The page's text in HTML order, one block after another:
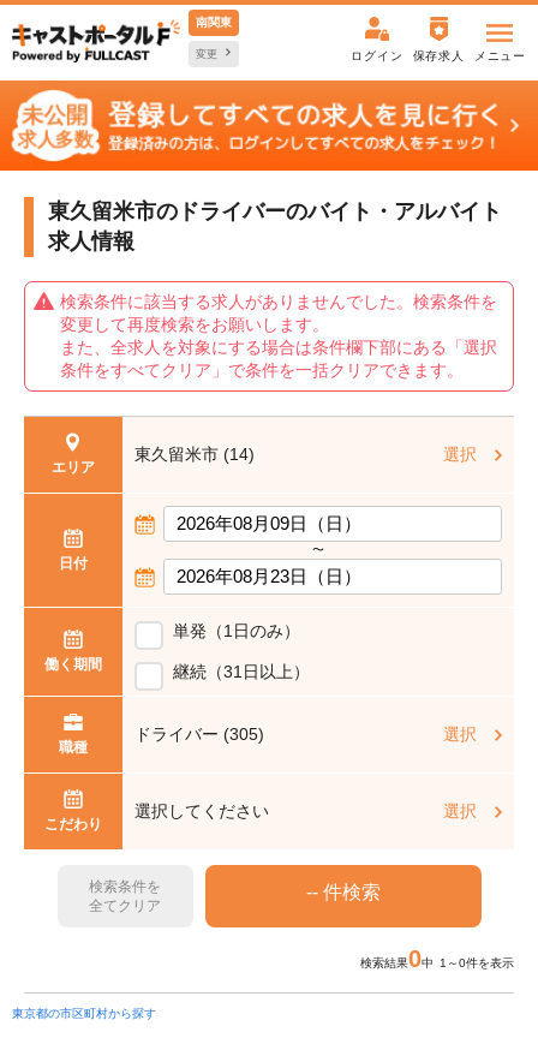
南関東
変更 ログイン 保存求人 メニュー
東久留米市のドライバーのバイト・アルバイト
求人情報
検索条件に該当する求人がありませんでした。検索条件を
変更して再度検索をお願いします。
また、全求人を対象にする場合は条件欄下部にある「選択
条件をすべてクリア」で条件を一括クリアできます。
エリア
東久留米市 (14) 選択
日付
〜
働く期間
単発（1日のみ）
継続（31日以上）
職種
ドライバー (305) 選択
こだわり
選択してください 選択
検索条件を
全てクリア
検索結果0中 1～0件を表示
東京都の市区町村から探す